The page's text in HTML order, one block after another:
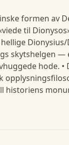
formen av
til
Dionysius/
skytshelgen
hode. •
historiens